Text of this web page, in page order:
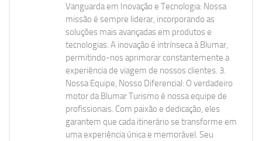
Vanguarda em Inovação e Tecnologia: Nossa
missão é sempre liderar, incorporando as
soluções mais avançadas em produtos e
tecnologias. A inovação é intrínseca à Blumar,
permitindo-nos aprimorar constantemente a
experiência de viagem de nossos clientes. 3.
Nossa Equipe, Nosso Diferencial: O verdadeiro
motor da Blumar Turismo é nossa equipe de
profissionais. Com paixão e dedicação, eles
garantem que cada itinerário se transforme em
uma experiência única e memorável. Seu